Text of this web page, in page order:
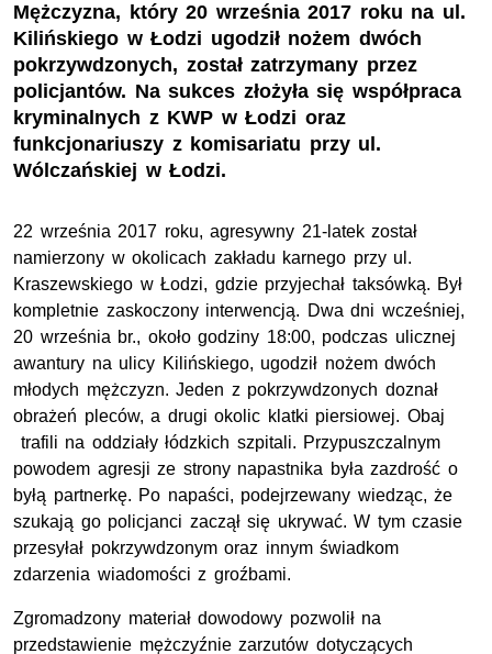
Mężczyzna, który 20 września 2017 roku na ul.
Kilińskiego w Łodzi ugodził nożem dwóch
pokrzywdzonych, został zatrzymany przez
policjantów. Na sukces złożyła się współpraca
kryminalnych z KWP w Łodzi oraz
funkcjonariuszy z komisariatu przy ul.
Wólczańskiej w Łodzi.
22 września 2017 roku, agresywny 21-latek został
namierzony w okolicach zakładu karnego przy ul.
Kraszewskiego w Łodzi, gdzie przyjechał taksówką. Był
kompletnie zaskoczony interwencją. Dwa dni wcześniej,
20 września br., około godziny 18:00, podczas ulicznej
awantury na ulicy Kilińskiego, ugodził nożem dwóch
młodych mężczyzn. Jeden z pokrzywdzonych doznał
obrażeń pleców, a drugi okolic klatki piersiowej. Obaj
trafili na oddziały łódzkich szpitali. Przypuszczalnym
powodem agresji ze strony napastnika była zazdrość o
byłą partnerkę. Po napaści, podejrzewany wiedząc, że
szukają go policjanci zaczął się ukrywać. W tym czasie
przesyłał pokrzywdzonym oraz innym świadkom
zdarzenia wiadomości z groźbami.
Zgromadzony materiał dowodowy pozwolił na
przedstawienie mężczyźnie zarzutów dotyczących